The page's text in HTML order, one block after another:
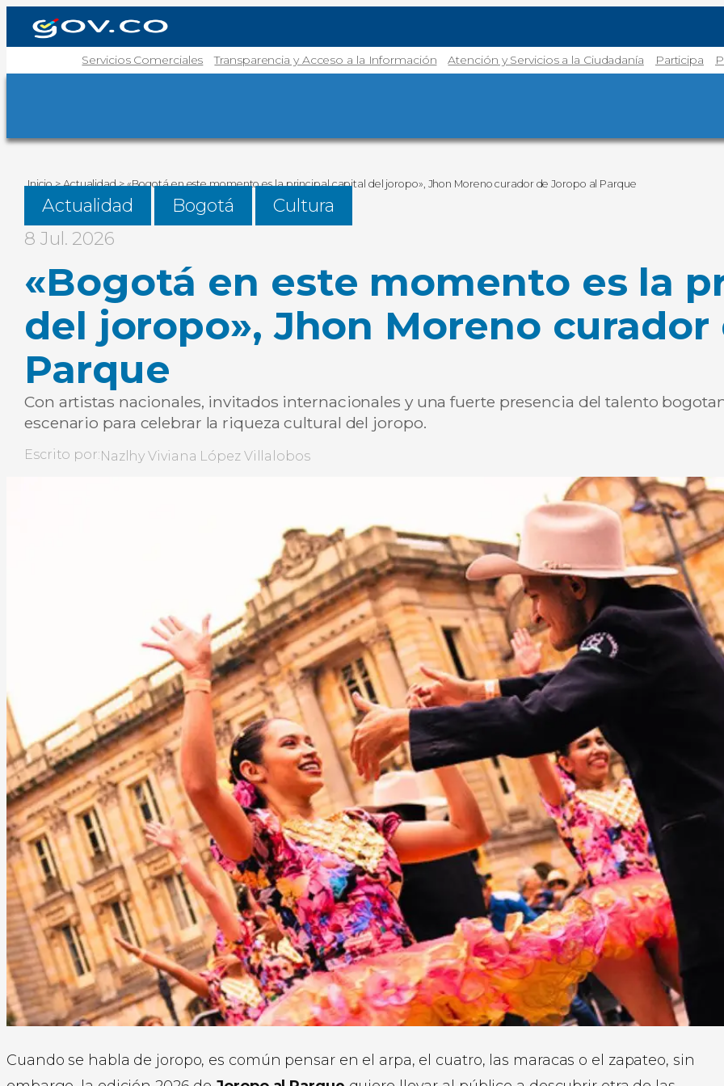
Servicios Comerciales Transparencia y Acceso a la Información Atención y Servicios a la Ciudadanía Participa
Inicio>Actualidad>«Bogotá en este momento es la principal capital del joropo», Jhon Moreno curador de Joropo al Parque
Actualidad Bogotá
Cultura
8 Jul. 2026
«Bogotá en este momento es la
del joropo», Jhon Moreno curador
Parque
Con artistas nacionales, invitados internacionales y una fuerte presencia del talento
escenario para celebrar la riqueza cultural del joropo.
Escrito por:Nazlhy Viviana López Villalobos
Cuando se habla de joropo, es común pensar en el arpa, el cuatro, las maracas o el zapateo, sin